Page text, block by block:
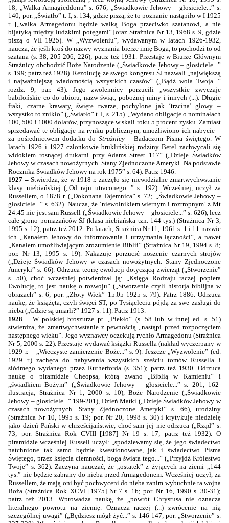
18; „Walka Armagieddonu” s. 676; „Świadkowie Jehowy – głosiciele...” s.
140; por. „Światło” t. I, s. 134, gdzie piszą, że to poznanie nastąpiło w I 1925
r. [„walka Armagedonu będzie walką Boga przeciwko szatanowi, a nie
bijatyką między ludzkimi potęgami”] oraz Strażnica Nr 13, 1968 s. 9, gdzie
piszą o VII 1925). W „Wyzwoleniu”, wydawanym w latach 1926-1932,
naucza, że jeśli ktoś do nazwy wyznania bierze imię Boga, to pochodzi to od
szatana (s. 38, 205-206, 226); patrz też 1931. Przestaje w Biurze Głównym
Strażnicy obchodzić Boże Narodzenie („Świadkowie Jehowy – głosiciele...”
s. 199; patrz też 1928). Rezolucję ze swego kongresu ŚJ nazwali „największą
i najważniejszą wiadomością wszystkich czasów” („Bądź wola Twoja...”
rozdz. 9, par. 43). Jego zwolennicy porzucili „wszystkie zwyczaje
babilońskie co do ubioru, nazw świąt, pobożnej miny i innych (...). Długie
fraki, czarne krawaty, święte twarze, pochylone jak ‘trzcina’ głowy –
wszystko to znikło” („Światło” t. I, s. 215). „Wydano obligacje o nominałach
100, 500 i 1000 dolarów, przynoszące w skali roku 5 procent zysku. Zamiast
sprzedawać te obligacje na rynku publicznym, umożliwiono ich nabycie –
za pośrednictwem dodatku do Strażnicy– Badaczom Pisma świętego. W
latach 1926 i 1927 członkowie bruklińskiej rodziny Betel zachwycali się
widokiem rosnącej drukarni przy Adams Street 117” („Dzieje Świadków
Jehowy w czasach nowożytnych. Stany Zjednoczone Ameryki. Na podstawie
Rocznika Świadków Jehowy na rok 1975” s. 64). Patrz 1946.
1927 – Stwierdza, że w 1918 r. zaczęło się niewidzialne zmartwychwstanie
klasy niebiańskiej („Od raju utraconego...” s. 192). Wcześniej, uczył za
Russellem, o 1878 r. („Dokonana Tajemnica” s. 72; „Świadkowie Jehowy –
głosiciele...” s. 632). Naucza, że ‘niewolnikiem wiernym i roztropnym’ z Mt
24:45 nie jest sam Russell („Świadkowie Jehowy – głosiciele...” s. 626), lecz
całe grono pomazańców ŚJ (klasa niebiańska tzn. 144 tys.) (Strażnica Nr 3,
1995 s. 12); patrz też 2012. Po latach, Strażnica Nr 11, 1961 s. 1 i 11 nazwie
ich „Kanałem Jehowy do informowania i utrzymania łączności”, a nawet
„Kanałem umożliwiającym zrozumienie Biblii” (Strażnica Nr 19, 1994 s. 8;
por. Nr 13, 1995 s. 19). Nakazuje porzucić noszenie czarnych strojów
(„Dzieje Świadków Jehowy w czasach nowożytnych. Stany Zjednoczone
Ameryki” s. 66). Odrzuca teorię ewolucji dotyczącą zwierząt („Stworzenie”
s. 50), choć wcześniej potwierdzał ją: „Księga Rodzaju raczej popiera
Ewolucję, to jest naukę o rozwoju” („Stworzenie czyli historja biblijna w
obrazach” s. 6; por. „Złoty Wiek” 15.05 1925 s. 79). Patrz 1886. Odrzuca
naukę, że książęta, czyli święci ST, po Tysiącleciu pójdą za swe zasługi do
nieba („Gdzie są umarli?” 1927 s. 11). Patrz 1913.
1928 – W polskiej broszurze pt. „Piekło” (s. 58 lub w innej ed. s. 51)
stwierdza, że zmartwychwstanie z pewnością „nastąpi przed rozpoczęciem
następnego wieku”. Jego wyznawcy oczekują rychło Armagedonu (Strażnica
Nr 5, 2000 s. 22). Przestaje wydawać książki Russella (nakład wyczerpany w
1929 r. – „Wieczyste zamierzenie Boże...” s. 9). Jeszcze „Wyzwolenie” (ed.
1929 r.) zachęca do nabywania wszystkich sześciu tomów Russella i
siódmego wydanego przez Rutherforda (s. 351); patrz też 1930. Odrzuca
naukę o piramidzie Cheopsa, którą zwano „Biblią w Kamieniu” i
„świadkiem Bożym” („Świadkowie Jehowy – głosiciele...” s. 201, 162-
ilustracja; Strażnica Nr 1, 2000 s. 10), Boże Narodzenie („Świadkowie
Jehowy – głosiciele...” 199-201), Dzień Matki („Dzieje Świadków Jehowy w
czasach nowożytnych. Stany Zjednoczone Ameryki” s. 66), urodziny
(Strażnica Nr 10, 1995 s. 19; por. Nr 20, 1998 s. 30) i krytykuje niedzielę
jako dzień Pański w chrześcijaństwie, choć sam jej nie odrzuca („Rząd” s.
73; por. Strażnica Rok CVIII [1987] Nr 19 s. 17; patrz też 1932). O
piramidzie wcześniej Russell uczył: „spodziewamy się, że jego świadectwo
natchnione tak samo będzie kwestionowane, jak i świadectwo Pisma
Świętego, przez księcia ciemności, boga świata tego...” („Przyjdź Królestwo
Twoje” s. 362). Zaczyna nauczać, że „ostatek” z żyjących na ziemi „144
tys.” nie będzie zabrany do nieba przed Armagedonem. Wcześniej uczył, za
Russellem, że mają oni być pochwyceni do nieba zanim wybuchnie ta wojna
Boża (Strażnica Rok XCVI [1975] Nr 7 s. 16; por. Nr 16, 1990 s. 30-31);
patrz też 2013. Wprowadza naukę, że „powrót Chrystusa nie oznacza
literalnego powrotu na ziemię. Oznacza raczej (...) zwrócenie na nią
szczególnej uwagi” („Będziesz mógł żyć...” s. 146-147; por. „Stworzenie” s.